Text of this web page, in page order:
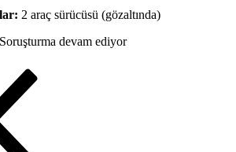
2 araç sürücüsü (gözaltında)
Soruşturma devam ediyor